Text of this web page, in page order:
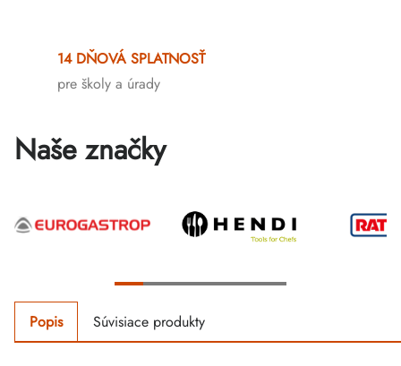
14 DŇOVÁ SPLATNOSŤ
pre školy a úrady
Naše značky
Popis Súvisiace produkty